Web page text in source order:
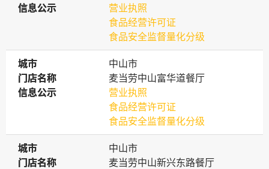
信息公示
信息公示
营业执照
食品经营许可证
食品安全监督量化分级
城市
城市
中山市
门店名称
门店名称
麦当劳中山富华道餐厅
信息公示
信息公示
营业执照
食品经营许可证
食品安全监督量化分级
城市
城市
中山市
门店名称
门店名称
麦当劳中山新兴东路餐厅